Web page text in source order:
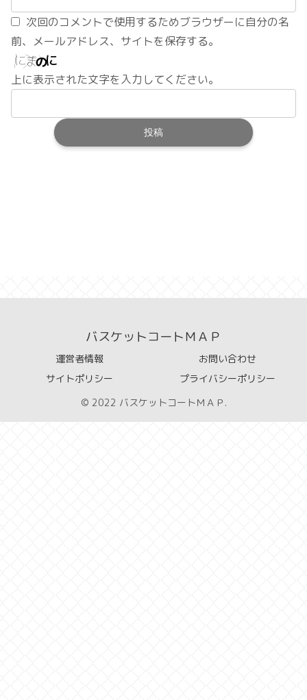
次回のコメントで使用するためブラウザーに自分の名
前、メールアドレス、サイトを保存する。
上に表示された文字を入力してください。
バスケットコートＭＡＰ
運営者情報
お問い合わせ
サイトポリシー
プライバシーポリシー
© 2022 バスケットコートＭＡＰ.